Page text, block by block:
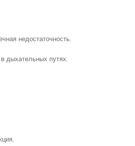
недостаточность.
дыхательных путях.